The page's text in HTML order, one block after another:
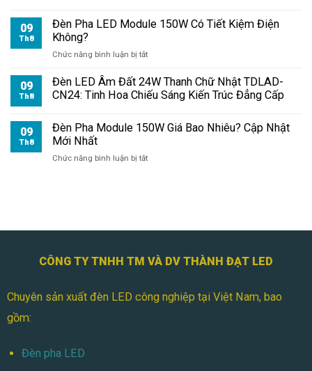
Có
09
Th8
Đèn Pha LED Module 150W Có Tiết Kiệm Điện
Không?
Chức năng bình luận bị tắtở
Pha
LED
Có
09
Th8
Đèn LED Âm Đất 24W Thanh Chữ Nhật TDLAD-
CN24: Tinh Hoa Chiếu Sáng Kiến Trúc Đẳng Cấp
09
Th8
Đèn Pha Module 150W Giá Bao Nhiêu? Cập Nhật
Mới Nhất
Chức năng bình luận bị tắtở
Bao
Cập
Nhất
CÔNG TY TNHH TM VÀ DV THÀNH ĐẠT LED
Chuyên sản xuất đèn LED công nghiệp tại Việt Nam, bao
gồm:
Đèn pha LED